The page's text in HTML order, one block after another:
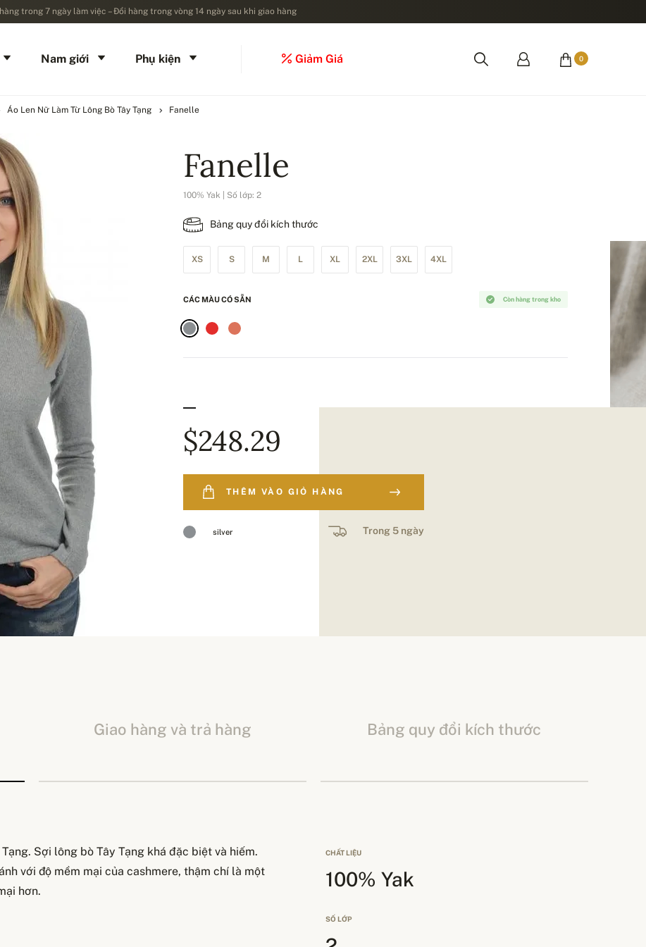
trong 7 ngày làm việc – Đổi hàng trong vòng 14 ngày sau khi giao hàng
Nam giới Phụ kiện Giảm Giá 0
Áo Len Nữ Làm Từ Lông Bò Tây Tạng Fanelle
Fanelle
100% Yak | Số lớp: 2
Bảng quy đổi kích thước
XS S M L XL 2XL 3XL 4XL
Còn hàng trong kho
CÁC MÀU CÓ SẴN
$248.29
THÊM VÀO GIỎ HÀNG
silver Trong 5 ngày
Giao hàng và trả hàng Bảng quy đổi kích thước
Sợi lông bò Tây Tạng khá đặc biệt và hiếm.
với độ mềm mại của cashmere, thậm chí là một
hơn.
CHẤT LIỆU
100% Yak
SỐ LỚP